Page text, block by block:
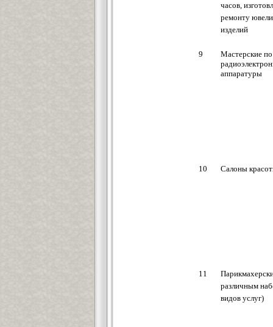
часов,
ремонту
изделий
9
Мастерские
аппаратуры
10 Салоны
11
различным
видов услуг)